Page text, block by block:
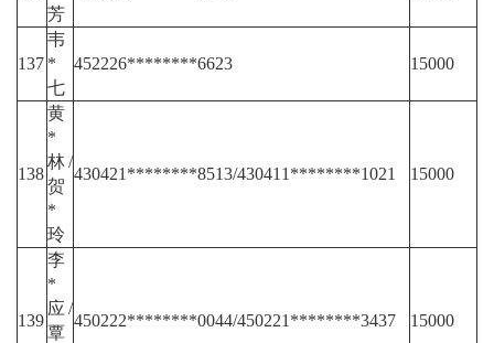
芳
137
韦
*
七
452226********6623 15000
138
黄
*
林/
贺
*
玲
430421********8513/430411********1021 15000
139
李
*
应/
覃
450222********0044/450221********3437 15000